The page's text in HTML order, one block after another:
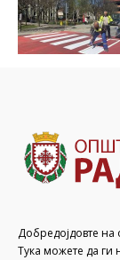
Добредојдовте
Тука можете да ги